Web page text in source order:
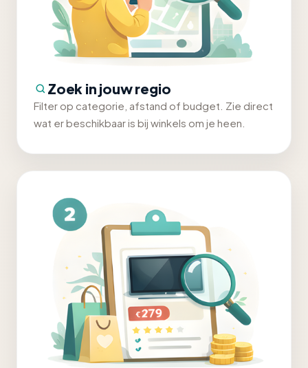
Zoek in jouw regio
Filter op categorie, afstand of budget. Zie direct
wat er beschikbaar is bij winkels om je heen.